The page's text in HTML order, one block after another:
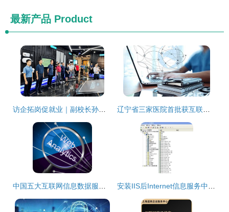
最新产品 Product